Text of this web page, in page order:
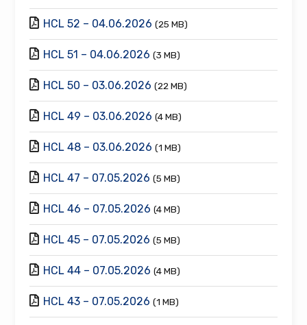
HCL 52 – 04.06.2026 (25 MB)
HCL 51 – 04.06.2026 (3 MB)
HCL 50 – 03.06.2026 (22 MB)
HCL 49 – 03.06.2026 (4 MB)
HCL 48 – 03.06.2026 (1 MB)
HCL 47 – 07.05.2026 (5 MB)
HCL 46 – 07.05.2026 (4 MB)
HCL 45 – 07.05.2026 (5 MB)
HCL 44 – 07.05.2026 (4 MB)
HCL 43 – 07.05.2026 (1 MB)